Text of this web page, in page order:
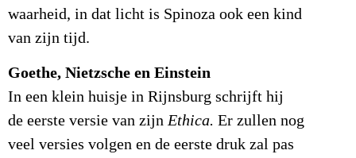
waarheid, in dat licht is Spinoza ook een kind
van zijn tijd.
Goethe, Nietzsche en Einstein
In een klein huisje in Rijnsburg schrijft hij
de eerste versie van zijnEthica. Er zullen nog
veel versies volgen en de eerste druk zal pas